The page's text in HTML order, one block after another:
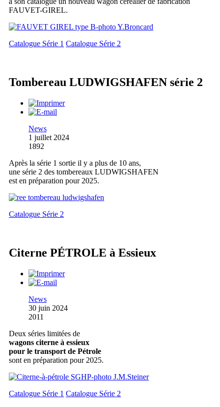
FAUVET-GIREL.
Catalogue Série 1 Catalogue Série 2
Tombereau LUDWIGSHAFEN série 2
News
1 juillet 2024
1892
Après la série 1 sortie il y a plus de 10 ans,
une série 2 des tombereaux LUDWIGSHAFEN
est en préparation pour 2025.
Catalogue Série 2
Citerne PÉTROLE à Essieux
News
30 juin 2024
2011
Deux séries limitées de
wagons citerne à essieux
pour le transport de Pétrole
sont en préparation pour 2025.
Catalogue Série 1 Catalogue Série 2